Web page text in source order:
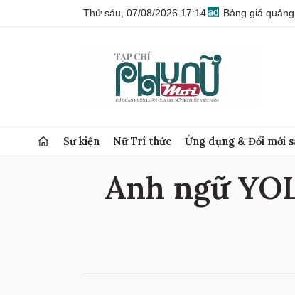
Thứ sáu, 07/08/2026 17:14 Bảng giá
Sự kiện Nữ Trí thức Ứng dụng & Đổi mới
Anh ngữ